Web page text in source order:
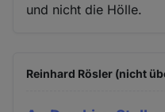
und nicht die Hölle.
Reinhard Rösler (nicht